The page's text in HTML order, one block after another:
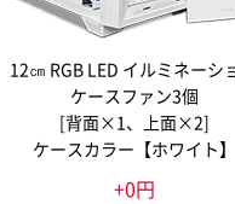
12㎝ RGB LED イルミネーシ
ケースファン3個
[背面×1、上面×2]
ケースカラー【ホワイト】
+0円